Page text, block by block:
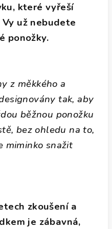
které vyřeší
už nebudete
ponožky.
z měkkého a
tak, aby
běžnou ponožku
bez ohledu na to,
miminko snažit
zkoušení a
je zábavná,